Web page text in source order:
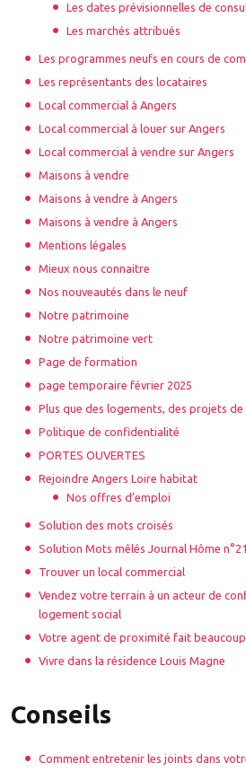
Les dates prévisionnelles de
Les marchés attribués
Les programmes neufs en cours de
Les représentants des locataires
Local commercial à Angers
Local commercial à louer sur Angers
Local commercial à vendre sur Angers
Maisons à vendre
Maisons à vendre à Angers
Maisons à vendre à Angers
Mentions légales
Mieux nous connaitre
Nos nouveautés dans le neuf
Notre patrimoine
Notre patrimoine vert
Page de formation
page temporaire février 2025
Plus que des logements, des projets de
Politique de confidentialité
PORTES OUVERTES
Rejoindre Angers Loire habitat
Nos offres d’emploi
Solution des mots croisés
Solution Mots mêlés Journal Hôme n°21
Trouver un local commercial
Vendez votre terrain à un acteur de
logement social
Votre agent de proximité fait
Vivre dans la résidence Louis Magne
Conseils
Comment entretenir les joints dans